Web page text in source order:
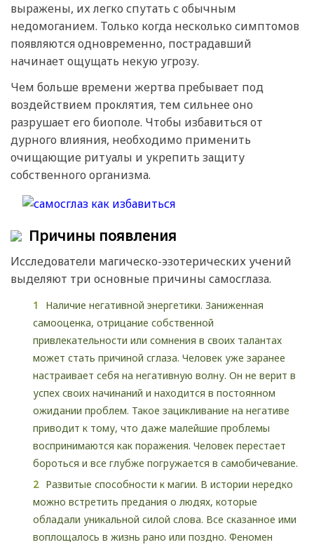
выражены, их легко спутать с обычным
недомоганием. Только когда несколько симптомов
появляются одновременно, пострадавший
начинает ощущать некую угрозу.
Чем больше времени жертва пребывает под
воздействием проклятия, тем сильнее оно
разрушает его биополе. Чтобы избавиться от
дурного влияния, необходимо применить
очищающие ритуалы и укрепить защиту
собственного организма.
Причины появления
Исследователи магическо-эзотерических учений
выделяют три основные причины самосглаза.
Наличие негативной энергетики. Заниженная
самооценка, отрицание собственной
привлекательности или сомнения в своих талантах
может стать причиной сглаза. Человек уже заранее
настраивает себя на негативную волну. Он не верит в
успех своих начинаний и находится в постоянном
ожидании проблем. Такое зацикливание на негативе
приводит к тому, что даже малейшие проблемы
воспринимаются как поражения. Человек перестает
бороться и все глубже погружается в самобичевание.
Развитые способности к магии. В истории нередко
можно встретить предания о людях, которые
обладали уникальной силой слова. Все сказанное ими
воплощалось в жизнь рано или поздно. Феномен